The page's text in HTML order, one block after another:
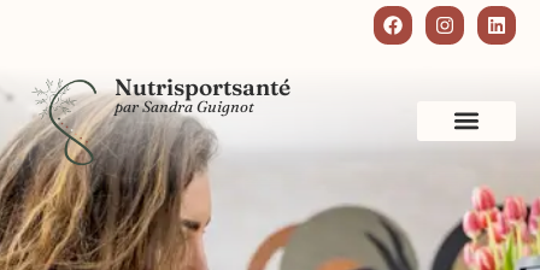
Nutrisportsanté
par Sandra Guignot